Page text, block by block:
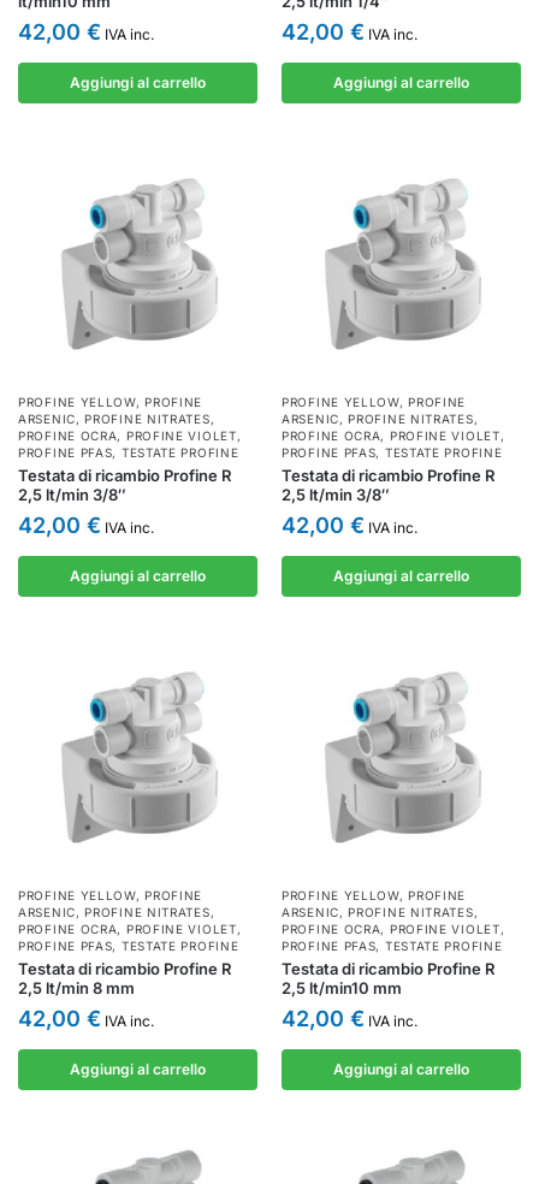
42,00 € IVA inc.
Aggiungi al carrello
42,00 € IVA inc.
Aggiungi al carrello
PROFINE YELLOW,PROFINE
ARSENIC,PROFINE NITRATES,
PROFINE OCRA, PROFINE VIOLET,
PROFINE PFAS, TESTATE PROFINE
Testata di ricambio Profine R
2,5 lt/min 3/8″
42,00 € IVA inc.
Aggiungi al carrello
PROFINE YELLOW,PROFINE
ARSENIC,PROFINE NITRATES,
PROFINE OCRA, PROFINE VIOLET,
PROFINE PFAS, TESTATE PROFINE
Testata di ricambio Profine R
2,5 lt/min 3/8″
42,00 € IVA inc.
Aggiungi al carrello
PROFINE YELLOW,PROFINE
ARSENIC,PROFINE NITRATES,
PROFINE OCRA, PROFINE VIOLET,
PROFINE PFAS, TESTATE PROFINE
Testata di ricambio Profine R
2,5 lt/min 8 mm
42,00 € IVA inc.
Aggiungi al carrello
PROFINE YELLOW,PROFINE
ARSENIC,PROFINE NITRATES,
PROFINE OCRA, PROFINE VIOLET,
PROFINE PFAS, TESTATE PROFINE
Testata di ricambio Profine R
2,5 lt/min10 mm
42,00 € IVA inc.
Aggiungi al carrello